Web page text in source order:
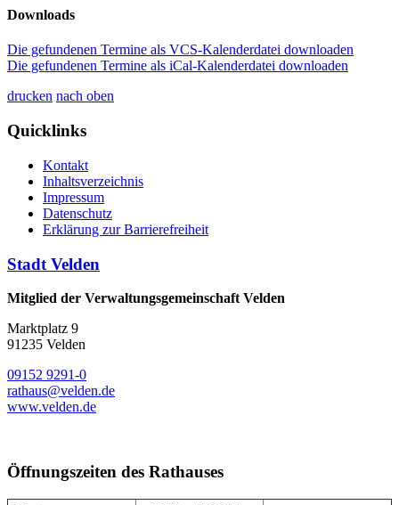
Downloads
Die gefundenen Termine als VCS-Kalenderdatei downloaden
Die gefundenen Termine als iCal-Kalenderdatei downloaden
drucken nach oben
Quicklinks
Kontakt
Inhaltsverzeichnis
Impressum
Datenschutz
Erklärung zur Barrierefreiheit
Stadt Velden
Mitglied der Verwaltungsgemeinschaft Velden
Marktplatz 9
91235 Velden
09152 9291-0
rathaus@velden.de
www.velden.de
Öffnungszeiten des Rathauses